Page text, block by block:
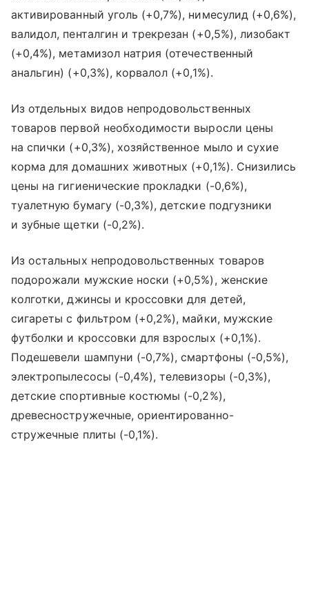
активированный уголь (+0,7%), нимесулид (+0,6%),
валидол, пенталгин и трекрезан (+0,5%), лизобакт
(+0,4%), метамизол натрия (отечественный
анальгин) (+0,3%), корвалол (+0,1%).
Из отдельных видов непродовольственных
товаров первой необходимости выросли цены
на спички (+0,3%), хозяйственное мыло и сухие
корма для домашних животных (+0,1%). Снизились
цены на гигиенические прокладки (-0,6%),
туалетную бумагу (-0,3%), детские подгузники
и зубные щетки (-0,2%).
Из остальных непродовольственных товаров
подорожали мужские носки (+0,5%), женские
колготки, джинсы и кроссовки для детей,
сигареты с фильтром (+0,2%), майки, мужские
футболки и кроссовки для взрослых (+0,1%).
Подешевели шампуни (-0,7%), смартфоны (-0,5%),
электропылесосы (-0,4%), телевизоры (-0,3%),
детские спортивные костюмы (-0,2%),
древесностружечные, ориентированно-
стружечные плиты (-0,1%).